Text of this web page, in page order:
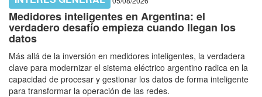
Medidores inteligentes en Argentina: el
verdadero desafío empieza cuando llegan los
datos
Más allá de la inversión en medidores inteligentes, la verdadera
clave para modernizar el sistema eléctrico argentino radica en la
capacidad de procesar y gestionar los datos de forma inteligente
para transformar la operación de las redes.